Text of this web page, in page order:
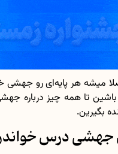
رایگان کتاب‌های دوازدهم...
طبیعی و گویا چه اعدادی...
کنکور انسانی 1404
میشه هر پایه‌ای رو
تا همه چیز درباره
بگیرین.
جهشی درس